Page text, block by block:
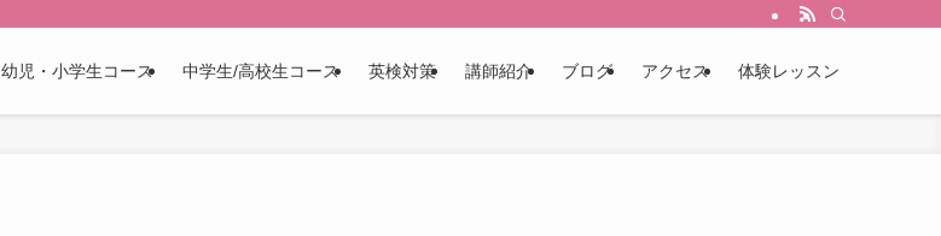
幼児・小学生コース 中学生/高校生コース 英検対策 講師紹介 ブログ アクセス 体験レッスン